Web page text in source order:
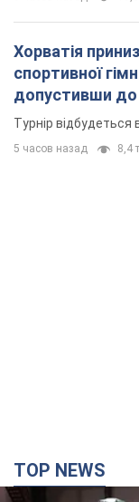
Хорватія
спортивної
допустивши до
основних
Турнір відбудеться
5 часов назад 8,4
TOP NEWS